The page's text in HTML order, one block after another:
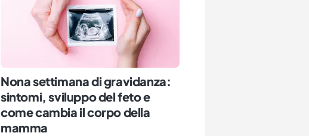
Nona settimana di gravidanza:
sintomi, sviluppo del feto e
come cambia il corpo della
mamma